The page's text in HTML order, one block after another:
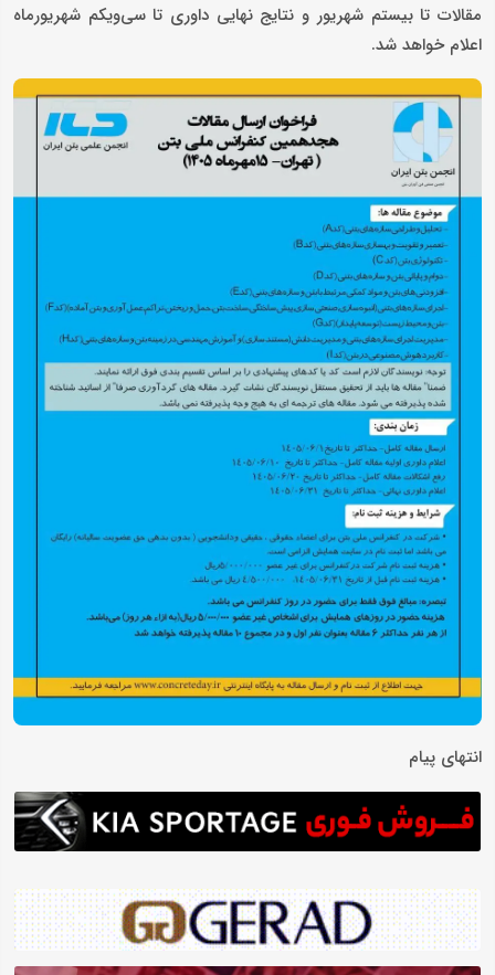
مقالات تا بیستم شهریور و نتایج نهایی داوری تا سی‌ویکم شهریورماه
اعلام خواهد شد.
انتهای پیام